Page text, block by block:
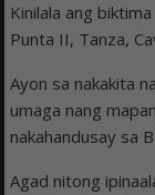
Kinilala ang
Punta II, Tanza,
Ayon sa nakakita
umaga nang
nakahandusay sa
Agad nitong